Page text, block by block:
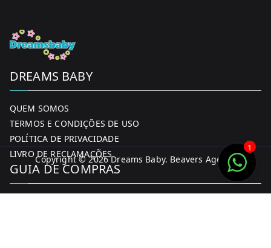
DREAMS BABY
QUEM SOMOS
TERMOS E CONDIÇÕES DE USO
POLÍTICA DE PRIVACIDADE
LIVRO DE RECLAMAÇÕES
GUIA DE COMPRAS
Copyright © 2026Dreams Baby. Beavers Agency
1